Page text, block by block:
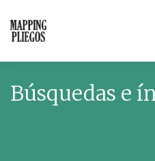
Búsquedas e